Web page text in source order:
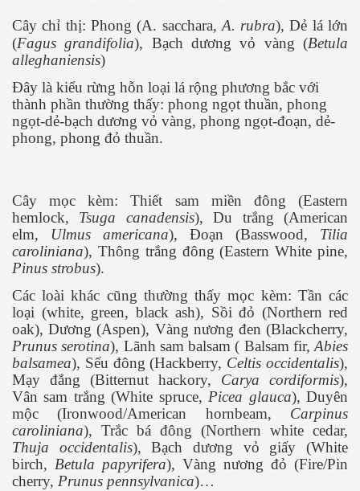
Cây chỉ thị: Phong (A. sacchara, A. rubra), Dẻ lá lớn
(Fagus grandifolia), Bạch dương vỏ vàng (Betula
alleghaniensis)
Đây là kiểu rừng hỗn loại lá rộng phương bắc với
thành phần thường thấy: phong ngọt thuần, phong
ngọt-dẻ-bạch dương vỏ vàng, phong ngọt-đoạn, dẻ-
phong, phong đỏ thuần.
Cây mọc kèm: Thiết sam miền đông (Eastern
hemlock, Tsuga canadensis), Du trắng (American
elm, Ulmus americana), Đoạn (Basswood, Tilia
caroliniana), Thông trắng đông (Eastern White pine,
Pinus strobus).
Các loài khác cũng thường thấy mọc kèm: Tần các
loại (white, green, black ash), Sồi đỏ (Northern red
oak), Dương (Aspen), Vàng nương đen (Blackcherry,
Prunus serotina), Lãnh sam balsam ( Balsam fir, Abies
balsamea), Sếu đông (Hackberry, Celtis occidentalis),
Mạy đắng (Bitternut hackory, Carya cordiformis),
Vân sam trắng (White spruce, Picea glauca), Duyên
mộc (Ironwood/American hornbeam, Carpinus
caroliniana), Trắc bá đông (Northern white cedar,
Thuja occidentalis), Bạch dương vỏ giấy (White
birch, Betula papyrifera), Vàng nương đỏ (Fire/Pin
cherry, Prunus pennsylvanica)…